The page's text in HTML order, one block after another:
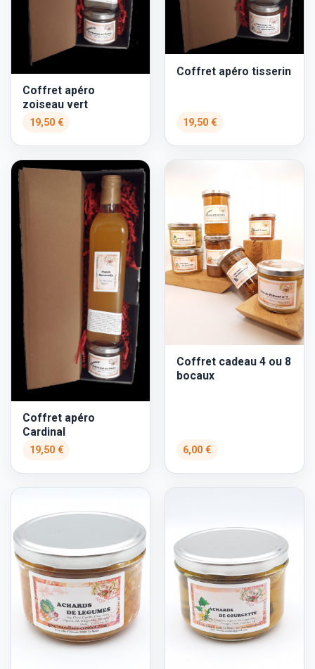
Coffret apéro
zoiseau vert
19,50 €
Coffret apéro tisserin
19,50 €
Coffret apéro
Cardinal
19,50 €
Coffret cadeau 4 ou 8
bocaux
6,00 €